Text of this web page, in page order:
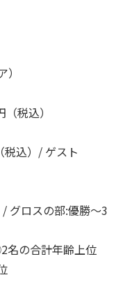
税込）
込）/ ゲスト
グロスの部:優勝～3
の合計年齢上位